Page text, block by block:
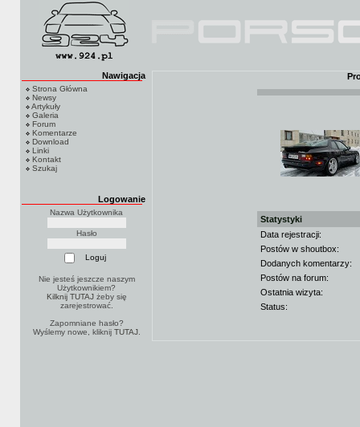
Nawigacja
Strona Główna
Newsy
Artykuły
Galeria
Forum
Komentarze
Download
Linki
Kontakt
Szukaj
Logowanie
Nazwa Użytkownika
Hasło
Nie jesteś jeszcze naszym
Użytkownikiem?
Kilknij TUTAJżeby się
zarejestrować.
Zapomniane hasło?
Wyślemy nowe, kliknij TUTAJ.
Statystyki
Data rejestracji:
Postów w shoutbox:
Dodanych komentarzy:
Postów na forum:
Ostatnia wizyta:
Status: